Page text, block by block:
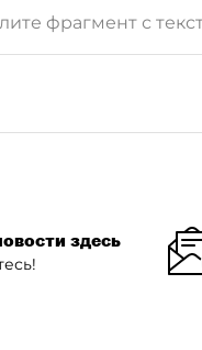
фрагмент с
здесь